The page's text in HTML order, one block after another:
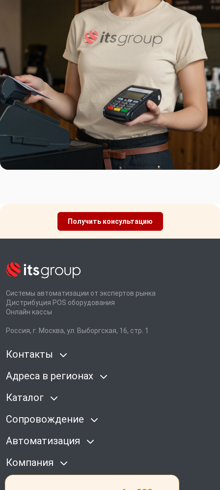
Получить консультацию
Системы автоматизации от экспертов рынка
Дистрибуция POS оборудования
Онлайн кассы
Россия, г. Москва, ул. Выборгская, 16, стр. 1
Контакты
Адреса в регионах
Каталог
Сопровождение
Автоматизация
Компания